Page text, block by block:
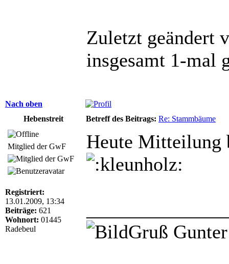
Zuletzt geändert
insgesamt 1-mal
Nach oben
Hebenstreit
Betreff des Beitrags: Re: Stammbäume
Mitglied der GwF
Registriert:
13.01.2009, 13:34
Beiträge: 621
Wohnort: 01445
Radebeul
Heute Mitteilung
Gruß Gunter